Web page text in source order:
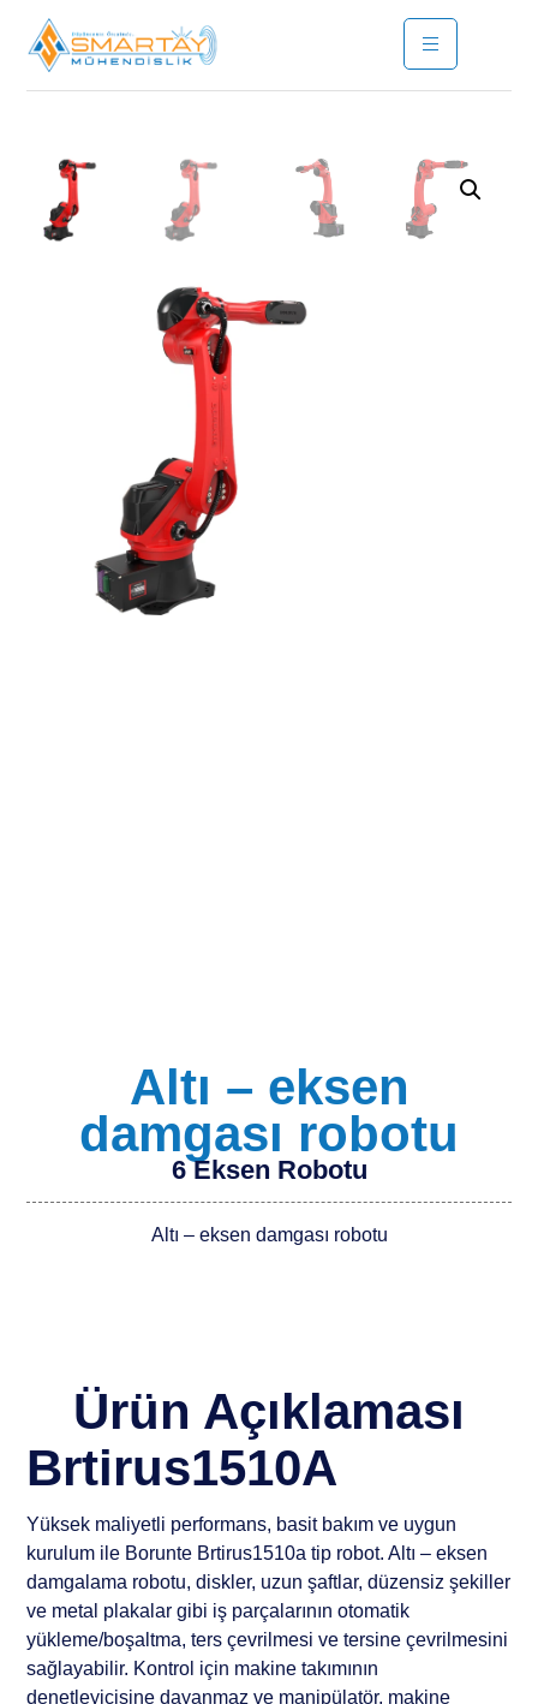
Altı – eksen
damgası robotu
6 Eksen Robotu
Altı – eksen damgası robotu
Ürün Açıklaması
Brtirus1510A
Yüksek maliyetli performans, basit bakım ve uygun
kurulum ile Borunte Brtirus1510a tip robot. Altı – eksen
damgalama robotu, diskler, uzun şaftlar, düzensiz şekiller
ve metal plakalar gibi iş parçalarının otomatik
yükleme/boşaltma, ters çevrilmesi ve tersine çevrilmesini
sağlayabilir. Kontrol için makine takımının
denetleyicisine dayanmaz ve manipülatör, makine